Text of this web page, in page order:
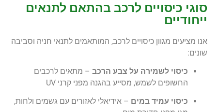
סוגי כיסויים לרכב בהתאם לתנאים
ייחודיים
אנו מציעים מגוון כיסויים לרכב, המותאמים לתנאי חניה וסביבה
שונים:
כיסוי לשמירה על צבע הרכב – מתאים לרכבים
החשופים לשמש, מסייע בהגנה מפני קרני UV
כיסוי עמיד במים – אידיאלי לאזורים עם גשמים ולחות,